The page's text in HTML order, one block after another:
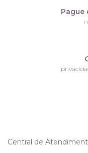
Pague
Central de